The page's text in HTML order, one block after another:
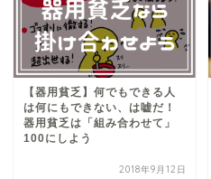
【器用貧乏】何でもできる人
は何にもできない、は嘘だ！
器用貧乏は「組み合わせて」
100にしよう
2018年9月12日